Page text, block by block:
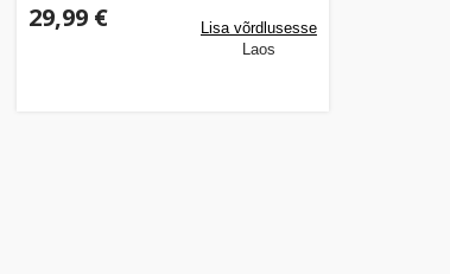
29,99 €
Lisa võrdlusesse
Laos